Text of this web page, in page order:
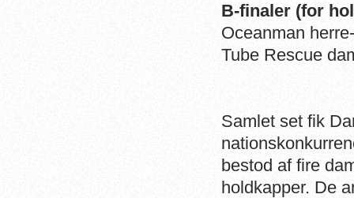
B-finaler (for
Oceanman
Tube Rescue
Samlet set fik
bestod af fire
holdkapper. De